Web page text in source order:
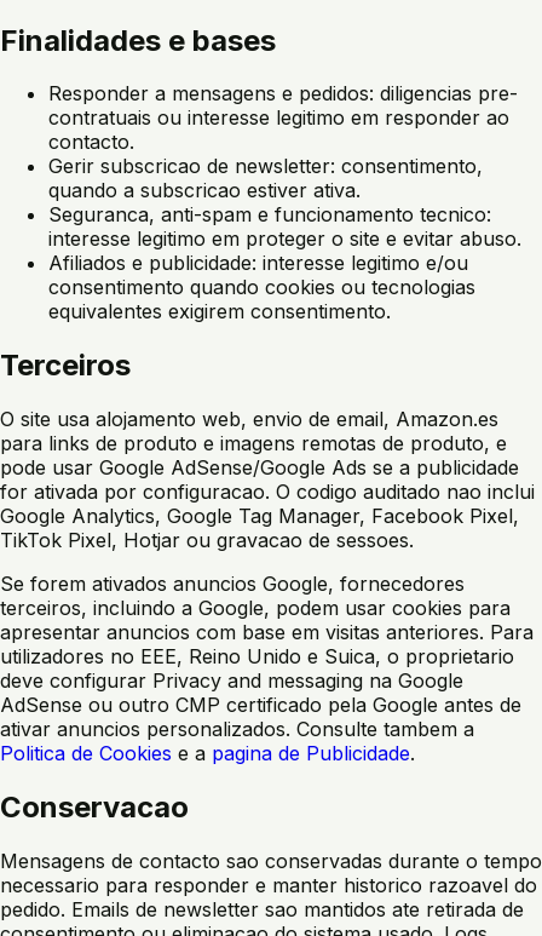
Finalidades e bases
Responder a mensagens e pedidos: diligencias pre-
contratuais ou interesse legitimo em responder ao
contacto.
Gerir subscricao de newsletter: consentimento,
quando a subscricao estiver ativa.
Seguranca, anti-spam e funcionamento tecnico:
interesse legitimo em proteger o site e evitar abuso.
Afiliados e publicidade: interesse legitimo e/ou
consentimento quando cookies ou tecnologias
equivalentes exigirem consentimento.
Terceiros
O site usa alojamento web, envio de email, Amazon.es
para links de produto e imagens remotas de produto, e
pode usar Google AdSense/Google Ads se a publicidade
for ativada por configuracao. O codigo auditado nao inclui
Google Analytics, Google Tag Manager, Facebook Pixel,
TikTok Pixel, Hotjar ou gravacao de sessoes.
Se forem ativados anuncios Google, fornecedores
terceiros, incluindo a Google, podem usar cookies para
apresentar anuncios com base em visitas anteriores. Para
utilizadores no EEE, Reino Unido e Suica, o proprietario
deve configurar Privacy and messaging na Google
AdSense ou outro CMP certificado pela Google antes de
ativar anuncios personalizados. Consulte tambem a
Politica de Cookies e a pagina de Publicidade.
Conservacao
Mensagens de contacto sao conservadas durante o tempo
necessario para responder e manter historico razoavel do
pedido. Emails de newsletter sao mantidos ate retirada de